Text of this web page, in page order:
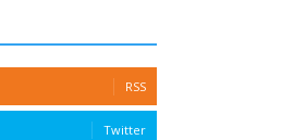
RSS
Twitter